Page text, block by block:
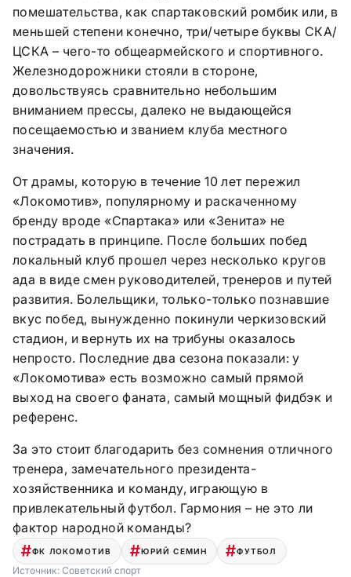
помешательства, как спартаковский ромбик или, в
меньшей степени конечно, три/четыре буквы СКА/
ЦСКА – чего-то общеармейского и спортивного.
Железнодорожники стояли в стороне,
довольствуясь сравнительно небольшим
вниманием прессы, далеко не выдающейся
посещаемостью и званием клуба местного
значения.
От драмы, которую в течение 10 лет пережил
«Локомотив», популярному и раскаченному
бренду вроде «Спартака» или «Зенита» не
пострадать в принципе. После больших побед
локальный клуб прошел через несколько кругов
ада в виде смен руководителей, тренеров и путей
развития. Болельщики, только-только познавшие
вкус побед, вынужденно покинули черкизовский
стадион, и вернуть их на трибуны оказалось
непросто. Последние два сезона показали: у
«Локомотива» есть возможно самый прямой
выход на своего фаната, самый мощный фидбэк и
референс.
За это стоит благодарить без сомнения отличного
тренера, замечательного президента-
хозяйственника и команду, играющую в
привлекательный футбол. Гармония – не это ли
фактор народной команды?
ФК ЛОКОМОТИВ ЮРИЙ СЕМИН ФУТБОЛ
Источник: Советский спорт